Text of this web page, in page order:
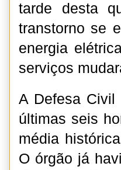
tarde desta
transtorno se
energia
serviços
A Defesa Civil
últimas seis
média
O órgão já